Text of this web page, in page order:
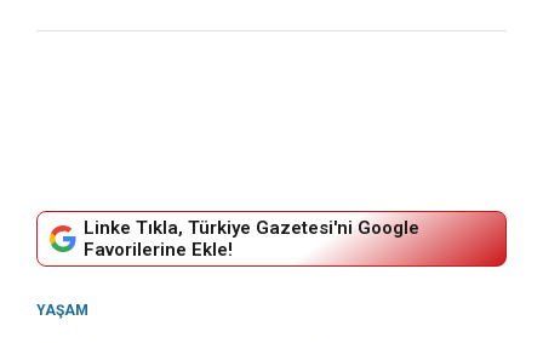
Linke Tıkla, Türkiye Gazetesi'ni Google
Favorilerine Ekle!
YAŞAM